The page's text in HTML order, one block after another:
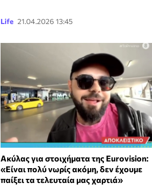
Life 21.04.2026 13:45
Ακύλας για στοιχήματα της Eurovision:
«Είναι πολύ νωρίς ακόμη, δεν έχουμε
παίξει τα τελευταία μας χαρτιά»